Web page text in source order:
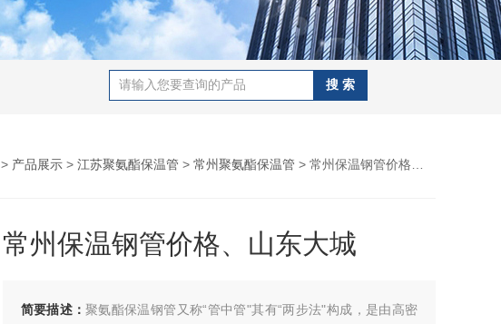
> 产品展示 > 江苏聚氨酯保温管 > 常州聚氨酯保温管 > 常州保温钢管价格、山东大城
常州保温钢管价格、山东大城
简要描述： 聚氨酯保温钢管又称“管中管"其有“两步法"构成，是由高密